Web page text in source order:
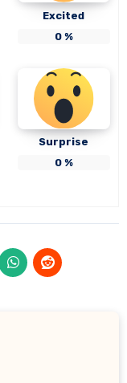
Excited
0%
Surprise
0%